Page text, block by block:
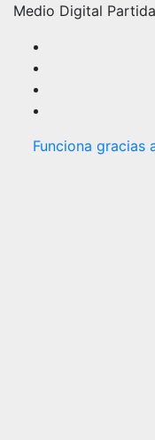
Medio Digital
Funciona gracias